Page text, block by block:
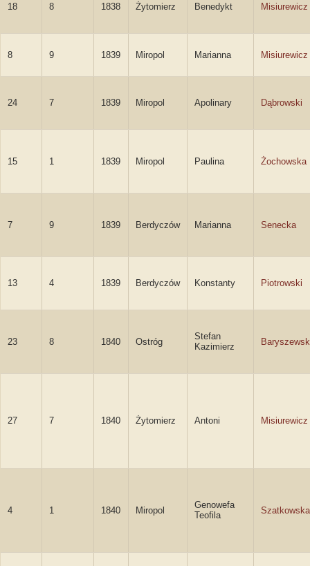
18 8 1838 Żytomierz Benedykt Misiurewicz
8 9 1839 Miropol Marianna Misiurewicz
24 7 1839 Miropol Apolinary Dąbrowski
15 1 1839 Miropol Paulina Żochowska
7 9 1839 Berdyczów Marianna Senecka
13 4 1839 Berdyczów Konstanty Piotrowski
23 8 1840 Ostróg
Stefan
Kazimierz
27 7 1840 Żytomierz Antoni Misiurewicz
4 1 1840 Miropol
Genowefa
Teofila
Szatkowska